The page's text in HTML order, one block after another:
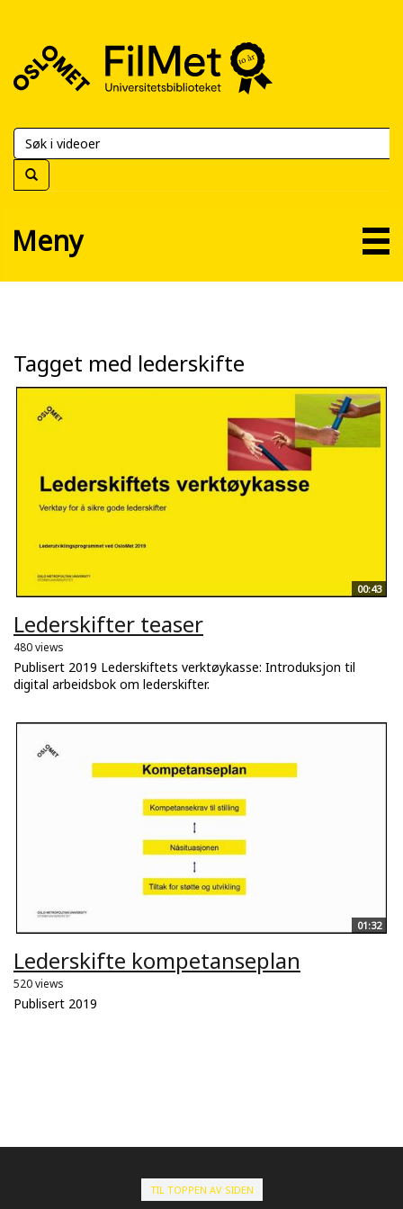
FilMet
Universitetsbiblioteket
Meny
Tagget med lederskifte
00:43
Lederskifter teaser
480 views
Publisert 2019 Lederskiftets verktøykasse: Introduksjon til
digital arbeidsbok om lederskifter.
01:32
Lederskifte kompetanseplan
520 views
Publisert 2019
TIL TOPPEN AV SIDEN